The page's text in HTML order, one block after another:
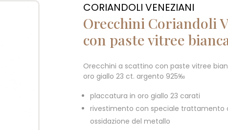
CORIANDOLI VENEZIANI
Orecchini Coriandoli
con paste vitree
Orecchini a scattino con paste vitree
oro giallo 23 ct. argento 925‰
placcatura in oro giallo 23 carati
rivestimento con speciale trattamento
ossidazione del metallo